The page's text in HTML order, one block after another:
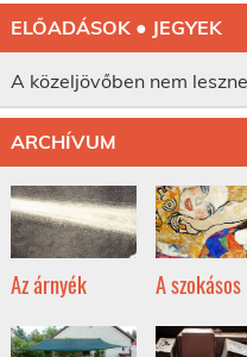
ELŐADÁSOK ● JEGYEK
A közeljövőben nem
ARCHÍVUM
Az árnyék A szokásos